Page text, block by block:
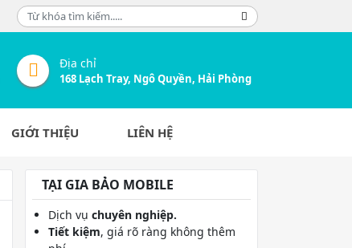
Địa chỉ
168 Lạch Tray, Ngô Quyền, Hải Phòng
GIỚI THIỆU LIÊN HỆ
TẠI GIA BẢO MOBILE
Dịch vụ chuyên nghiệp.
Tiết kiệm, giá rõ ràng không thêm